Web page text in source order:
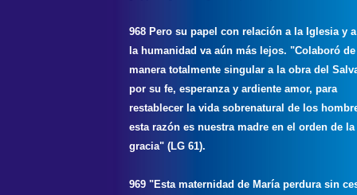
968 Pero su papel con relación a la Iglesia y
la humanidad va aún más lejos. "Colaboró de
manera totalmente singular a la obra del
por su fe, esperanza y ardiente amor, para
restablecer la vida sobrenatural de los
esta razón es nuestra madre en el orden de la
gracia" (LG 61).
969 "Esta maternidad de María perdura sin